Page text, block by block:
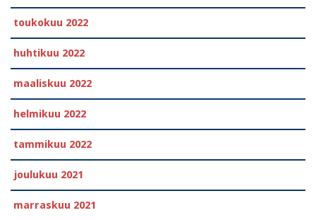
toukokuu 2022
huhtikuu 2022
maaliskuu 2022
helmikuu 2022
tammikuu 2022
joulukuu 2021
marraskuu 2021